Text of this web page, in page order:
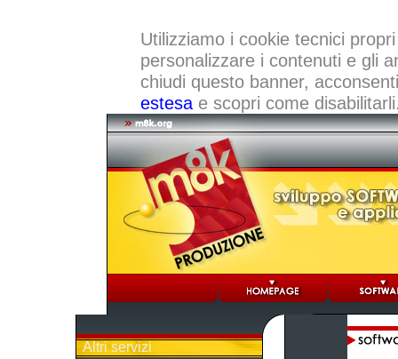
Utilizziamo i cookie tecnici
personalizzare i contenuti e gli
chiudi questo banner,
estesae scopri come
Altri servizi